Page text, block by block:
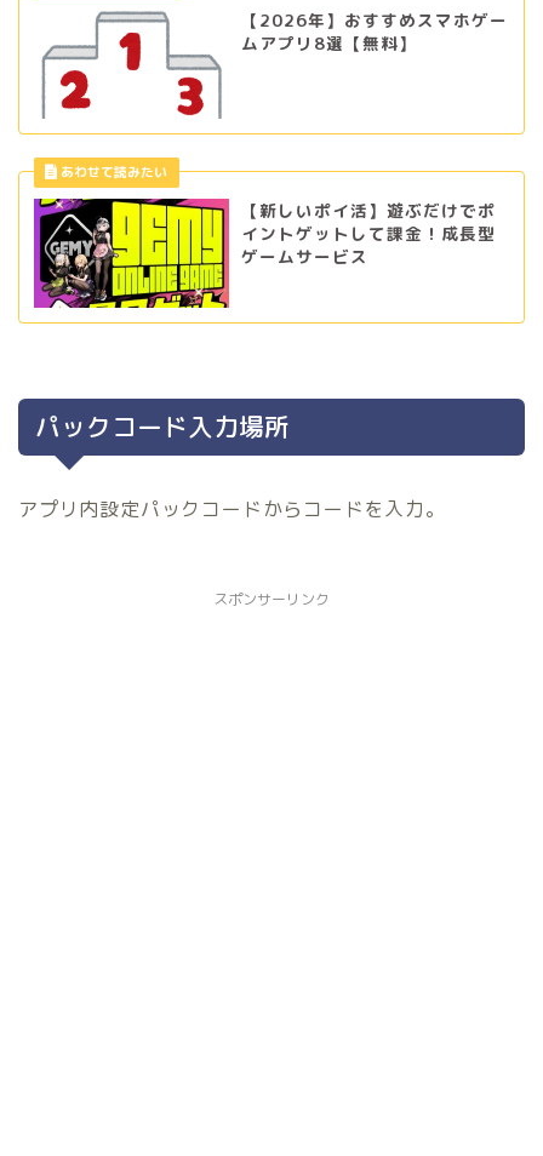
【2026年】おすすめスマホゲー
ムアプリ8選【無料】
【新しいポイ活】遊ぶだけでポ
イントゲットして課金！成長型
ゲームサービス
パックコード入力場所
アプリ内設定パックコードからコードを入力。
スポンサーリンク